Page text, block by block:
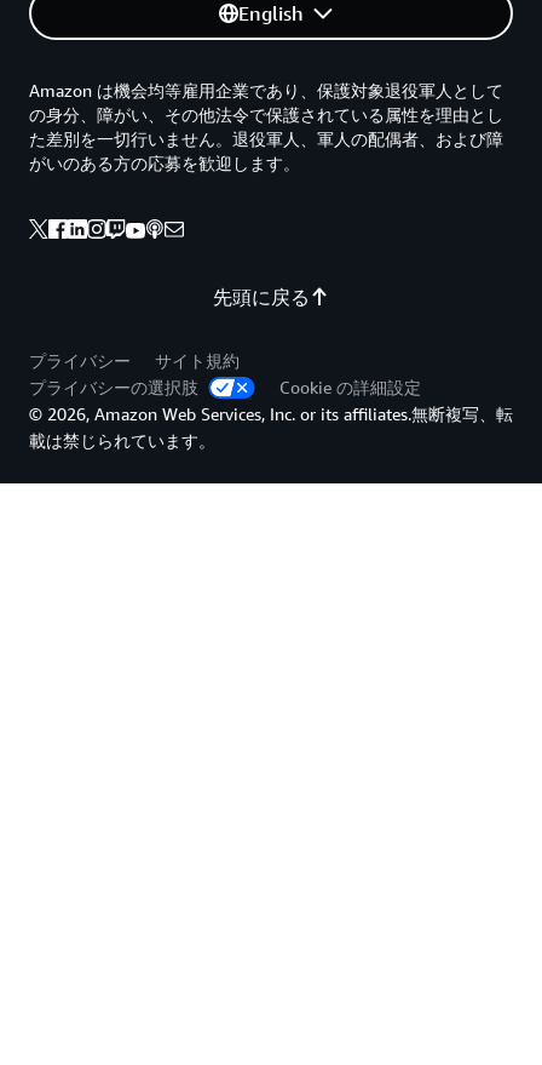
English
先頭に戻る
Amazon は機会均等雇用企業であり、保護対象退役軍人として
の身分、障がい、その他法令で保護されている属性を理由とし
た差別を一切行いません。退役軍人、軍人の配偶者、および障
がいのある方の応募を歓迎します。
プライバシー
サイト規約
プライバシーの選択肢
Cookie の詳細設定
© 2026, Amazon Web Services, Inc. or its affiliates.無断複写、転
載は禁じられています。